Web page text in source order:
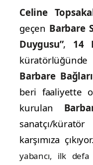
Celine
geçen Barbare
Duygusu”, 14
Barbare Bağları
beri faaliyette
kurulan
sanatçı/
karşımıza çıkıyor.
yabancı, ilk